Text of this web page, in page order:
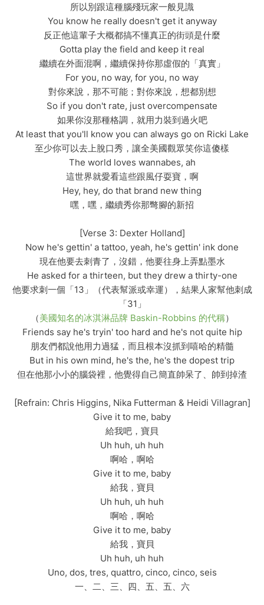
所以別跟這種腦殘玩家一般見識
You know he really doesn't get it anyway
反正他這輩子大概都搞不懂真正的街頭是什麼
Gotta play the field and keep it real
繼續在外面混啊，繼續保持你那虛假的「真實」
For you, no way, for you, no way
對你來說，那不可能；對你來說，想都別想
So if you don't rate, just overcompensate
如果你沒那種格調，就用力裝到過火吧
At least that you'll know you can always go on Ricki Lake
至少你可以去上脫口秀，讓全美國觀眾笑你這傻樣
The world loves wannabes, ah
這世界就愛看這些跟風仔耍寶，啊
Hey, hey, do that brand new thing
嘿，嘿，繼續秀你那彆腳的新招
[Verse 3: Dexter Holland]
Now he's gettin' a tattoo, yeah, he's gettin' ink done
現在他要去刺青了，沒錯，他要往身上弄點墨水
He asked for a thirteen, but they drew a thirty-one
他要求刺一個「13」（代表幫派或幸運），結果人家幫他刺成
「31」
（美國知名的冰淇淋品牌 Baskin-Robbins 的代稱）
Friends say he's tryin' too hard and he's not quite hip
朋友們都說他用力過猛，而且根本沒抓到嘻哈的精髓
But in his own mind, he's the, he's the dopest trip
但在他那小小的腦袋裡，他覺得自己簡直帥呆了、帥到掉渣
[Refrain: Chris Higgins, Nika Futterman & Heidi Villagran]
Give it to me, baby
給我吧，寶貝
Uh huh, uh huh
啊哈，啊哈
Give it to me, baby
給我，寶貝
Uh huh, uh huh
啊哈，啊哈
Give it to me, baby
給我，寶貝
Uh huh, uh huh
Uno, dos, tres, quattro, cinco, cinco, seis
一、二、三、四、五、五、六